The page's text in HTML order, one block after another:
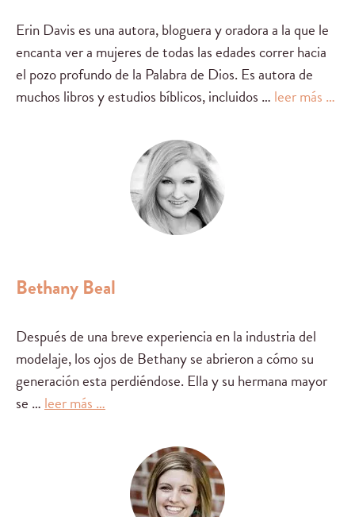
Erin Davis es una autora, bloguera y oradora a la que le
encanta ver a mujeres de todas las edades correr hacia
el pozo profundo de la Palabra de Dios. Es autora de
muchos libros y estudios bíblicos, incluidos … leer más …
Bethany Beal
Después de una breveexperiencia enla industria del
modelaje, los ojos de Bethanyse abrieron acómosu
generación esta perdiéndose. Ella y su hermana mayor
se …leer más …